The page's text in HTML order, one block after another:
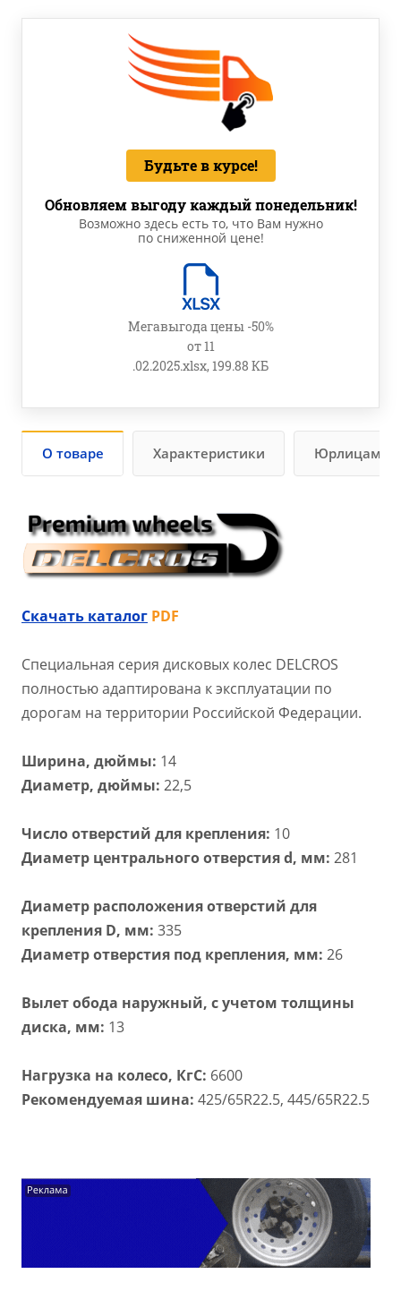
Будьте в курсе!
Обновляем выгоду каждый понедельник!
Возможно здесь есть то, что Вам нужно
по сниженной цене!
Мегавыгода цены -50%
от 11
.02.2025.xlsx, 199.88 КБ
О товаре Характеристики Юрлицам
Скачать каталог PDF
Специальная серия дисковых колес DELCROS
полностью адаптирована к эксплуатации по
дорогам на территории Российской Федерации.
Ширина, дюймы: 14
Диаметр, дюймы: 22,5
Число отверстий для крепления: 10
Диаметр центрального отверстия d, мм: 281
Диаметр расположения отверстий для
крепления D, мм: 335
Диаметр отверстия под крепления, мм: 26
Вылет обода наружный, с учетом толщины
диска, мм: 13
Нагрузка на колесо, КгС: 6600
Рекомендуемая шина: 425/65R22.5, 445/65R22.5